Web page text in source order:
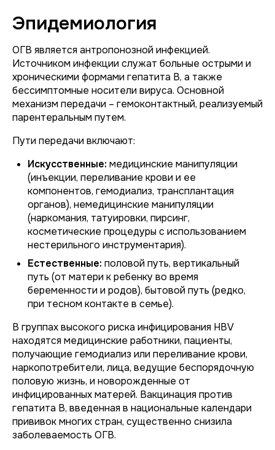
Эпидемиология
ОГВ является антропонозной инфекцией.
Источником инфекции служат больные острыми и
хроническими формами гепатита B, а также
бессимптомные носители вируса. Основной
механизм передачи – гемоконтактный, реализуемый
парентеральным путем.
Пути передачи включают:
Искусственные: медицинские манипуляции
(инъекции, переливание крови и ее
компонентов, гемодиализ, трансплантация
органов), немедицинские манипуляции
(наркомания, татуировки, пирсинг,
косметические процедуры с использованием
нестерильного инструментария).
Естественные: половой путь, вертикальный
путь (от матери к ребенку во время
беременности и родов), бытовой путь (редко,
при тесном контакте в семье).
В группах высокого риска инфицирования HBV
находятся медицинские работники, пациенты,
получающие гемодиализ или переливание крови,
наркопотребители, лица, ведущие беспорядочную
половую жизнь, и новорожденные от
инфицированных матерей. Вакцинация против
гепатита B, введенная в национальные календари
прививок многих стран, существенно снизила
заболеваемость ОГВ.